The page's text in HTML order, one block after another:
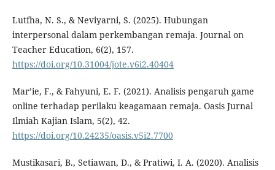
Lutfha, N. S., & Neviyarni, S. (2025). Hubungan
interpersonal dalam perkembangan remaja. Journal on
Teacher Education, 6(2), 157.
https://doi.org/10.31004/jote.v6i2.40404
Mar’ie, F., & Fahyuni, E. F. (2021). Analisis pengaruh game
online terhadap perilaku keagamaan remaja. Oasis Jurnal
Ilmiah Kajian Islam, 5(2), 42.
https://doi.org/10.24235/oasis.v5i2.7700
Mustikasari, B., Setiawan, D., & Pratiwi, I. A. (2020). Analisis